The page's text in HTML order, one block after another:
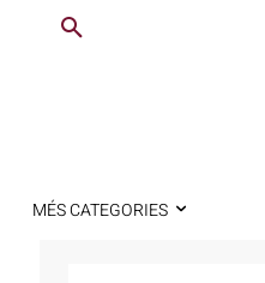
MÉS CATEGORIES